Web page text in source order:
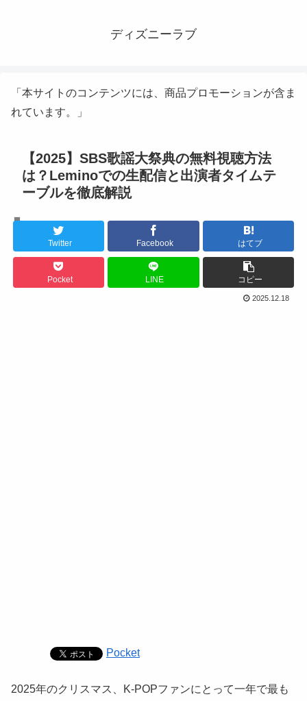
ディズニーラブ
「本サイトのコンテンツには、商品プロモーションが含ま
れています。」
【2025】SBS歌謡大祭典の無料視聴方法
は？Leminoでの生配信と出演者タイムテ
ーブルを徹底解説
Twitter Facebook はてブ
Pocket LINE コピー
2025.12.18
Pocket
2025年のクリスマス、K-POPファンにとって一年で最も